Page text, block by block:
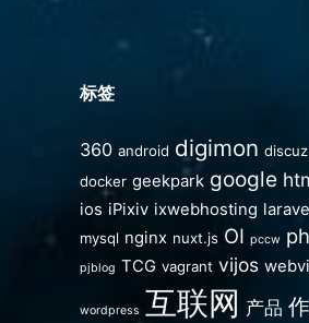
标签
360 android digimon discuz
docker geekpark google
ios iPixiv ixwebhosting
mysql nginx nuxt.js OI pccw
pjblog TCG vagrant vijos
wordpress 互联网 产品